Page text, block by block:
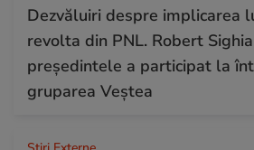
Dezvăluiri despre implicarea
revolta din PNL. Robert
președintele a participat la
gruparea Veștea